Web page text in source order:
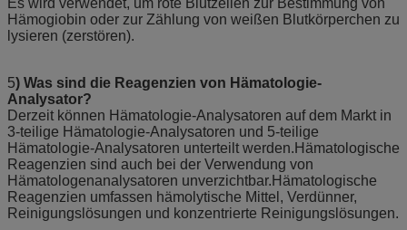
Hämogiobin oder zur Zählung von weißen Blutkörperchen zu
lysieren (zerstören).
5) Was sind die Reagenzien von Hämatologie-
Analysator?
Derzeit können Hämatologie-Analysatoren auf dem Markt in
3-teilige Hämatologie-Analysatoren und 5-teilige
Hämatologie-Analysatoren unterteilt werden.Hämatologische
Reagenzien sind auch bei der Verwendung von
Hämatologenanalysatoren unverzichtbar.Hämatologische
Reagenzien umfassen hämolytische Mittel, Verdünner,
Reinigungslösungen und konzentrierte Reinigungslösungen.